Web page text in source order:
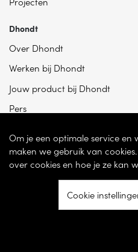
Dhondt
Over Dhondt
Werken bij Dhondt
Jouw product bij Dhondt
Pers
© 2026 - Dhondt Interieur NV –
Om je een optimale service en
maken we gebruik van
over cookies en hoe je ze kan
Cookie